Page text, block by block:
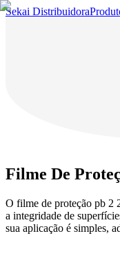
Sekai Distribuidora
Filme De
O filme de proteção pb 2
a integridade de
sua aplicação é simples,